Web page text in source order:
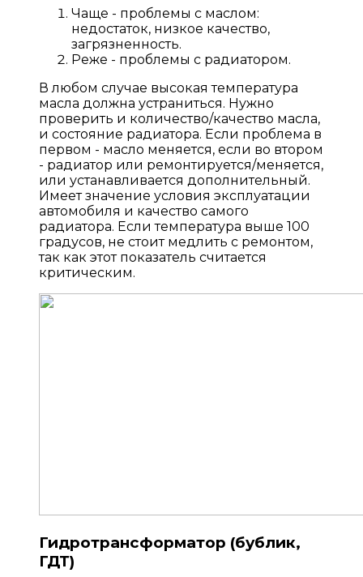
Чаще - проблемы с маслом:
недостаток, низкое качество,
загрязненность.
Реже - проблемы с радиатором.
В любом случае высокая температура
масла должна устраниться. Нужно
проверить и количество/качество масла,
и состояние радиатора. Если проблема в
первом - масло меняется, если во втором
- радиатор или ремонтируется/меняется,
или устанавливается дополнительный.
Имеет значение условия эксплуатации
автомобиля и качество самого
радиатора. Если температура выше 100
градусов, не стоит медлить с ремонтом,
так как этот показатель считается
критическим.
Гидротрансформатор (бублик,
ГДТ)